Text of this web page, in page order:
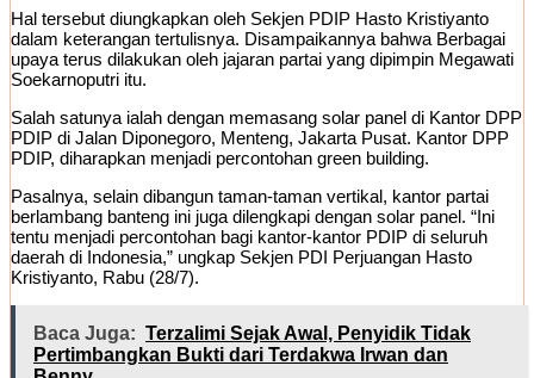
Hal tersebut diungkapkan oleh Sekjen PDIP Hasto Kristiyanto
dalam keterangan tertulisnya. Disampaikannya bahwa Berbagai
upaya terus dilakukan oleh jajaran partai yang dipimpin Megawati
Soekarnoputri itu.
Salah satunya ialah dengan memasang solar panel di Kantor DPP
PDIP di Jalan Diponegoro, Menteng, Jakarta Pusat. Kantor DPP
PDIP, diharapkan menjadi percontohan green building.
Pasalnya, selain dibangun taman-taman vertikal, kantor partai
berlambang banteng ini juga dilengkapi dengan solar panel. “Ini
tentu menjadi percontohan bagi kantor-kantor PDIP di seluruh
daerah di Indonesia,” ungkap Sekjen PDI Perjuangan Hasto
Kristiyanto, Rabu (28/7).
Baca Juga: Terzalimi Sejak Awal, Penyidik Tidak
Pertimbangkan Bukti dari Terdakwa Irwan dan